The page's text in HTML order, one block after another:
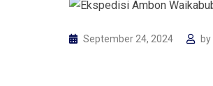
September 24, 2024 by